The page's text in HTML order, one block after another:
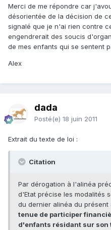
Merci de me répondre car
désorientée de la décision de
signalé que je n'ai rien contre
engendrerait des soucis
de mes enfants qui se sentent
Alex
dada
Posté(e) 18 juin 2011
Extrait du texte de loi :
Citation
Par dérogation à l'alinéa
d'Etat précise les modalités
du dernier alinéa du présent
tenue de participer
d'enfants résidant sur